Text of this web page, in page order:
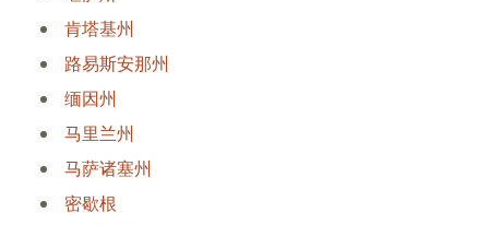
肯塔基州
路易斯安那州
缅因州
马里兰州
马萨诸塞州
密歇根